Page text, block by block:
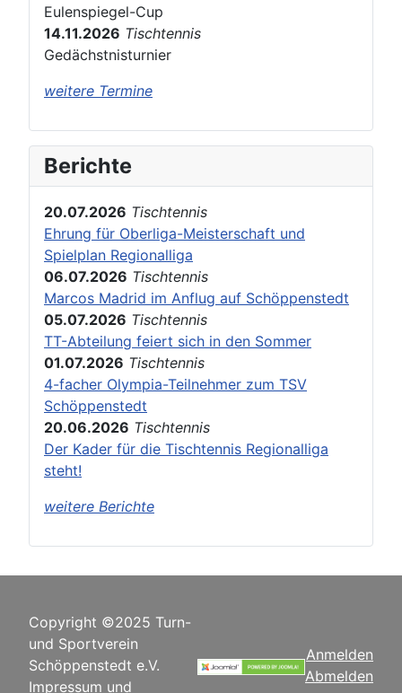
Eulenspiegel-Cup
14.11.2026 Tischtennis
Gedächstnisturnier
weitere Termine
Berichte
20.07.2026 Tischtennis
Ehrung für Oberliga-Meisterschaft und
Spielplan Regionalliga
06.07.2026 Tischtennis
Marcos Madrid im Anflug auf Schöppenstedt
05.07.2026 Tischtennis
TT-Abteilung feiert sich in den Sommer
01.07.2026 Tischtennis
4-facher Olympia-Teilnehmer zum TSV
Schöppenstedt
20.06.2026 Tischtennis
Der Kader für die Tischtennis Regionalliga
steht!
weitere Berichte
Copyright ©2025 Turn-
und Sportverein
Schöppenstedt e.V.
Impressum und
Anmelden
Abmelden